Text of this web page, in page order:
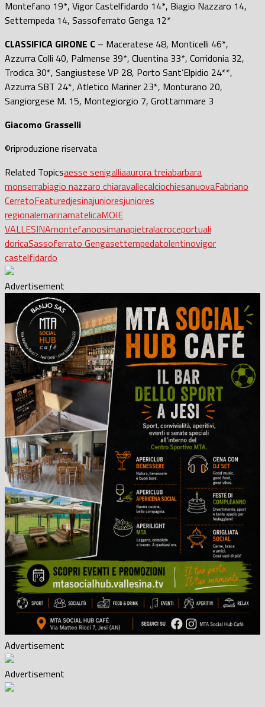
Montefano 19*, Vigor Castelfidardo 14*, Biagio Nazzaro 14,
Settempeda 14, Sassoferrato Genga 12*
CLASSIFICA GIRONE C – Maceratese 48, Monticelli 46*,
Azzurra Colli 40, Palmense 39*, Cluentina 33*, Corridonia 32,
Trodica 30*, Sangiustese VP 28, Porto Sant’Elpidio 24**,
Azzurra SBT 24*, Atletico Mariner 23*, Monturano 20,
Sangiorgese M. 15, Montegiorgio 7, Grottammare 3
Giacomo Grasselli
©riproduzione riservata
Related Topicsaesse senigalliaaurora treiabarbara
monserrabiagio nazzaro chiaravallecalciochiesanuovaFabriano
CerretoFeaturedjesinajunioresjuniores
regionalemarinamatelicaMOIE
VALLESINAmontefanoosimanapietralacroceportuali
doricaSassoferrato Gengasettempedatolentinovigor
castelfidardo
Advertisement
Advertisement
Advertisement